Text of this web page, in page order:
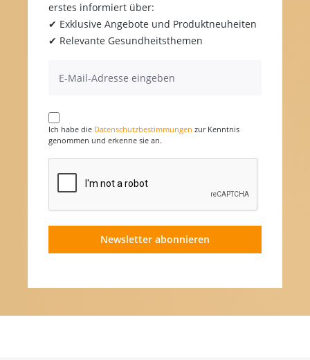
erstes informiert über:
✔ Exklusive Angebote und Produktneuheiten
✔ Relevante Gesundheitsthemen
Ich habe die Datenschutzbestimmungen zur Kenntnis
genommen und erkenne sie an.
Newsletter abonnieren